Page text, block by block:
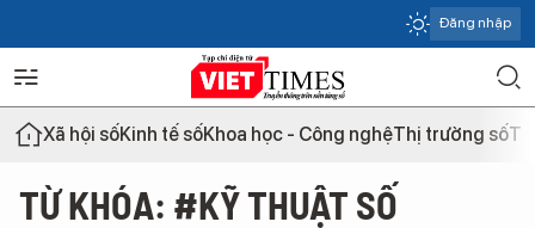
Đăng nhập
Xã hội sốKinh tế sốKhoa học - Công nghệThị trường số
TỪ KHÓA: #KỸ THUẬT SỐ